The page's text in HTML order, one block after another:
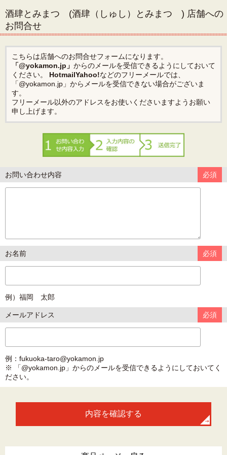
酒肆とみまつ (酒肆（しゅし）とみまつ ) 店舗への
お問合せ
こちらは店舗へのお問合せフォームになります。
「@yokamon.jp」 からのメールを受信できるようにしておいて
ください。 HotmailYahoo!などのフリーメールでは、
「@yokamon.jp」からメールを受信できない場合がございま
す。
フリーメール以外のアドレスをお使いくださいますようお願い
申し上げます。
お問い合わせ内容 必須
お名前 必須
例）福岡 太郎
メールアドレス 必須
例：fukuoka-taro@yokamon.jp
※ 「@yokamon.jp」からのメールを受信できるようにしておいてく
ださい。